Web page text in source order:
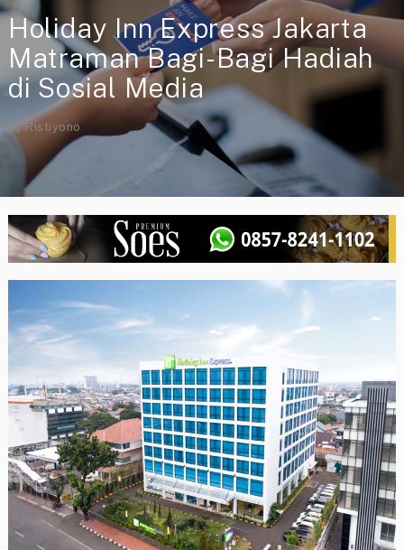
Holiday Inn Express Jakarta
Matraman Bagi-Bagi Hadiah
di Sosial Media
ByRistiyono